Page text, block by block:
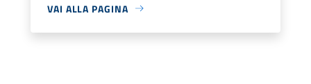
VAI ALLA PAGINA